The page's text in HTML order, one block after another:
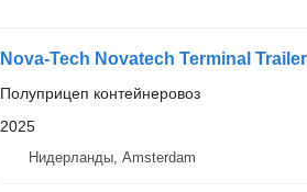
Nova-Tech Novatech Terminal
Полуприцеп контейнеровоз
2025
Нидерланды, Amsterdam